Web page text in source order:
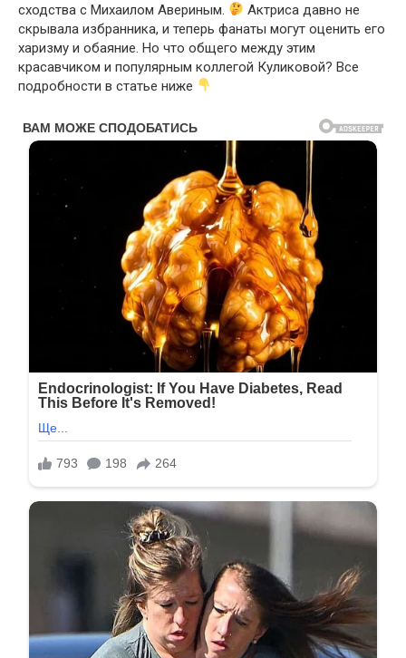
сходства с Михаилом Авериным.
Актриса давно не
скрывала избранника, и теперь фанаты могут оценить его
харизму и обаяние. Но что общего между этим
красавчиком и популярным коллегой Куликовой? Все
подробности в статье ниже